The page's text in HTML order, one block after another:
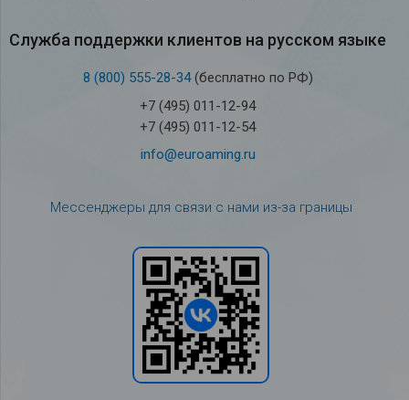
Служба под­держки кли­ен­тов на рус­ском языке
8 (800) 555-28-34(бесплатно по РФ)
+7 (495) 011-12-94
+7 (495) 011-12-54
info@euroaming.ru
Мессенджеры для связи с нами из-за границы